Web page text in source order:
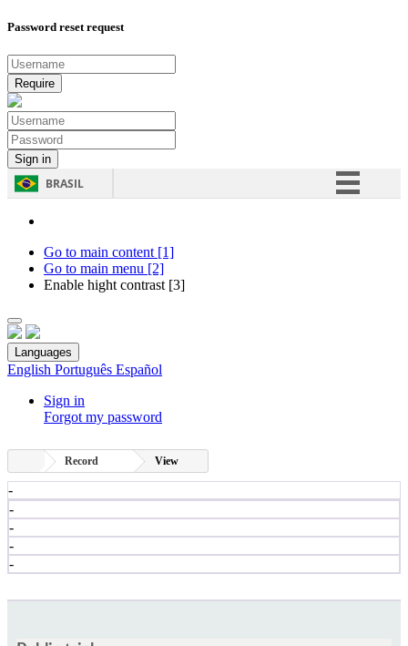
Password reset request
BRASIL
Go to main content [1]
Go to main menu [2]
Enable hight contrast [3]
Languages
English Português Español
Sign in
Forgot my password
Record View
-
-
-
-
-